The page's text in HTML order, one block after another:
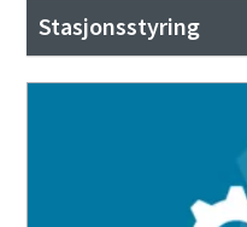
Stasjonsstyring